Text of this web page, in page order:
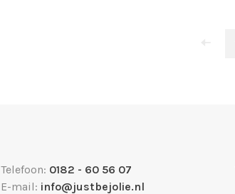
Telefoon: 0182 - 60 56 07
E-mail: info@justbejolie.nl